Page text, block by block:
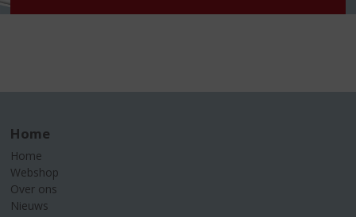
Home
Home
Webshop
Over ons
Nieuws